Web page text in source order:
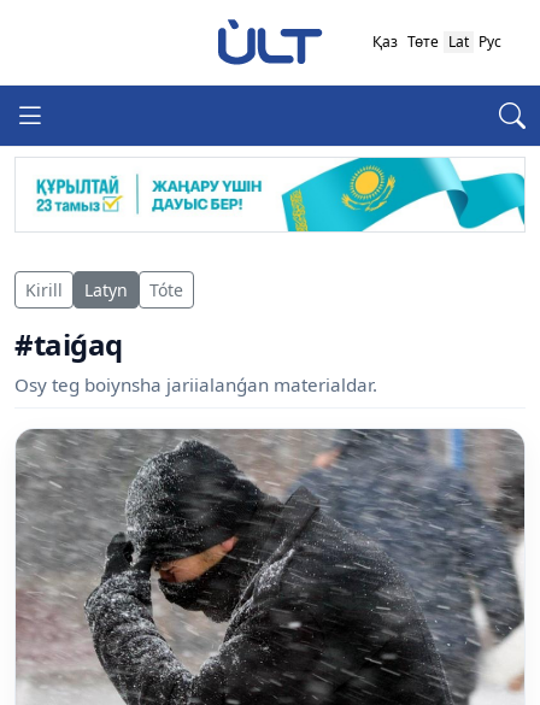
Қаз Төте Lat Рус
Kirill Latyn Tóte
#taiǵaq
Osy teg boiynsha jariialanǵan materialdar.